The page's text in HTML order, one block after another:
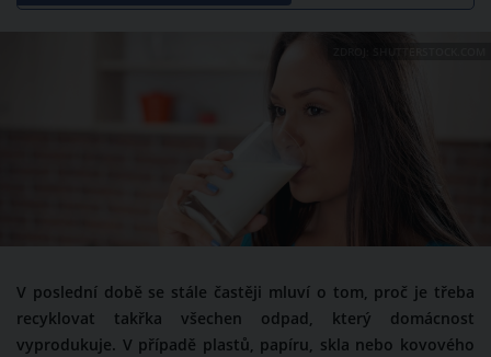
V poslední době se stále častěji mluví o tom, proč je třeba
recyklovat takřka všechen odpad, který domácnost
vyprodukuje. V případě plastů, papíru, skla nebo kovového